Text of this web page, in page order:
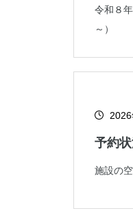
令和８
～）
予約
施設の